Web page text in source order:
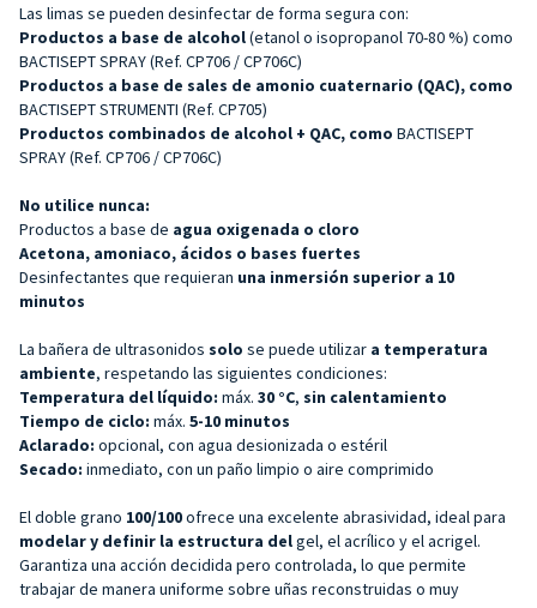
Las limas se pueden desinfectar de forma segura con:
Productos a base de alcohol(etanol o isopropanol 70-80 %) como
BACTISEPT SPRAY (Ref. CP706 / CP706C)
Productos a base de sales de amonio cuaternario (QAC), como
BACTISEPT STRUMENTI (Ref. CP705)
Productos combinados de alcohol + QAC, como BACTISEPT
SPRAY (Ref. CP706 / CP706C)
No utilice nunca:
Productos a base de agua oxigenada o cloro
Acetona, amoniaco, ácidos o bases fuertes
Desinfectantes que requieran una inmersión superior a 10
minutos
La bañera de ultrasonidos solo se puede utilizar a temperatura
ambiente, respetando las siguientes condiciones:
Temperatura del líquido: máx. 30 °C, sin calentamiento
Tiempo de ciclo: máx. 5-10 minutos
Aclarado: opcional, con agua desionizada o estéril
Secado: inmediato, con un paño limpio o aire comprimido
El doble grano 100/100ofrece una excelente abrasividad, ideal para
modelar y definir la estructura delgel, el acrílico y el acrigel.
Garantiza una acción decidida pero controlada, lo que permite
trabajar de manera uniforme sobre uñas reconstruidas o muy